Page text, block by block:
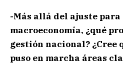
-Más allá del ajuste
macroeconomía, ¿qué
gestión nacional? ¿Cree
puso en marcha áreas